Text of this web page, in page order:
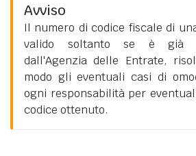
Avviso
Il numero di codice fiscale di
valido soltanto se è già
dall'Agenzia delle Entrate,
modo gli eventuali casi di
ogni responsabilità per
codice ottenuto.